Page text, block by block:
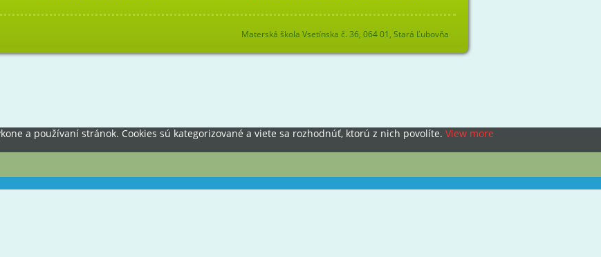
Materská škola Vsetínska č. 36, 064 01, Stará Ľubovňa
a používaní stránok. Cookies sú kategorizované a viete sa rozhodnúť, ktorú z nich povolíte. View more